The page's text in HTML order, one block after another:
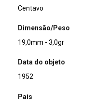
Centavo
Dimensão/Peso
19,0mm - 3,0gr
Data do objeto
1952
País